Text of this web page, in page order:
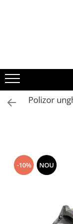
Tractorașe de
Masini de tuns iarba
Atomizoare
Drujbe
Freze de zapada
Fierastraie
Polizor
-10% NOU